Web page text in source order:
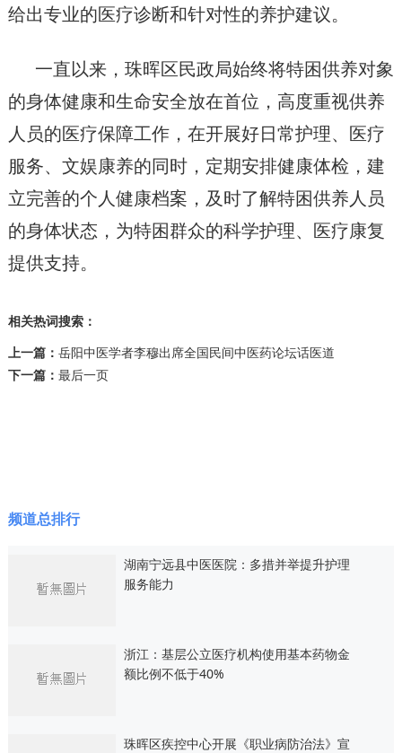
给出专业的医疗诊断和针对性的养护建议。
一直以来，珠晖区民政局始终将特困供养对象
的身体健康和生命安全放在首位，高度重视供养
人员的医疗保障工作，在开展好日常护理、医疗
服务、文娱康养的同时，定期安排健康体检，建
立完善的个人健康档案，及时了解特困供养人员
的身体状态，为特困群众的科学护理、医疗康复
提供支持。
相关热词搜索：
上一篇： 岳阳中医学者李穆出席全国民间中医药论坛话医道
下一篇： 最后一页
频道总排行
湖南宁远县中医医院：多措并举提升护理
服务能力
浙江：基层公立医疗机构使用基本药物金
额比例不低于40%
珠晖区疾控中心开展《职业病防治法》宣